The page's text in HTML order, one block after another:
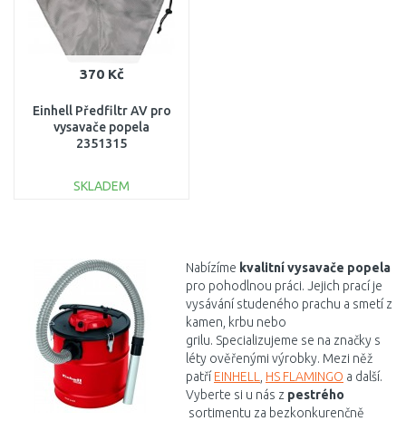
370 Kč
Einhell Předfiltr AV pro
vysavače popela
2351315
SKLADEM
Porovnat
Nabízíme kvalitnívysavače popela
pro pohodlnou práci. Jejich prací je
vysávání studeného prachu a smetí z
kamen, krbu nebo
grilu. Specializujeme se na značky s
léty ověřenými výrobky. Mezi něž
patří EINHELL HS FLAMINGO a další.
Vyberte si u nás z pestrého
sortimentu za bezkonkurenčně